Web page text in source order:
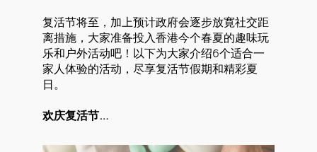
复活节将至，加上预计政府会逐步放寛社交距
离措施，大家准备投入香港今个春夏的趣味玩
乐和户外活动吧！以下为大家介绍6个适合一
家人体验的活动，尽享复活节假期和精彩夏
日。
欢庆复活节…